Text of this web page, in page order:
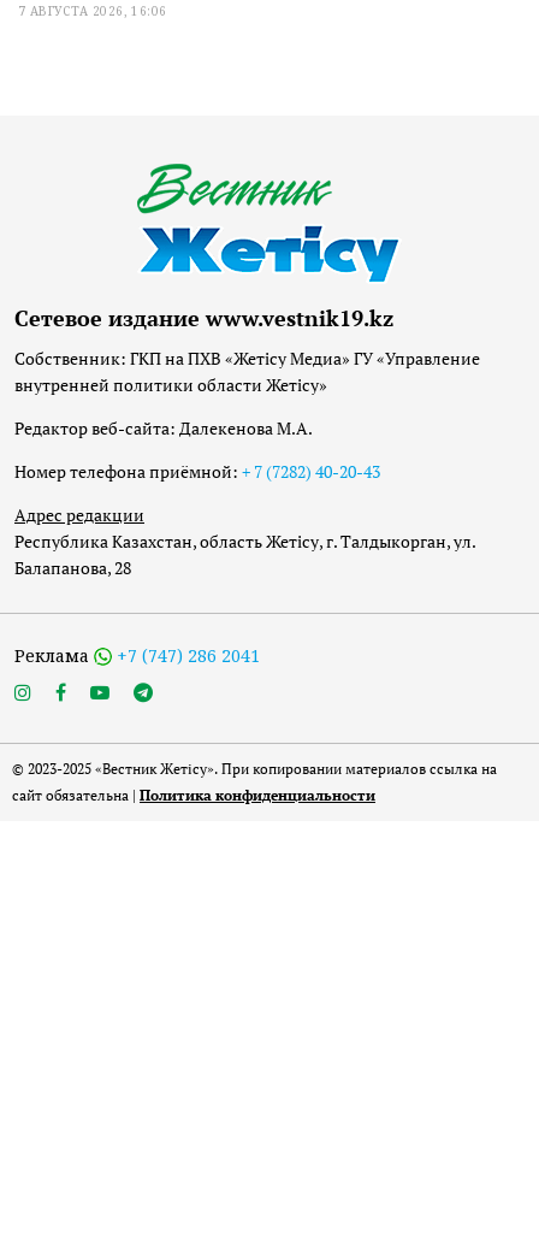
7 АВГУСТА 2026, 16:06
Сетевое издание www.vestnik19.kz
Собственник: ГКП на ПХВ «Жетісу Медиа» ГУ «Управление
внутренней политики области Жетісу»
Редактор веб-сайта: Далекенова М.А.
Номер телефона приёмной: + 7 (7282) 40-20-43
Адрес редакции
Республика Казахстан, область Жетісу, г. Талдыкорган, ул.
Балапанова, 28
Реклама +7 (747) 286 2041
© 2023-2025 «Вестник Жетісу». При копировании материалов ссылка на
сайт обязательна | Политика конфиденциальности